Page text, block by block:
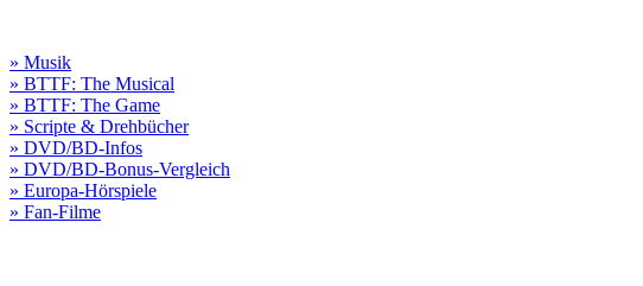
» Musik
» BTTF: The Musical
» BTTF: The Game
» Scripte & Drehbücher
» DVD/BD-Infos
» DVD/BD-Bonus-Vergleich
» Europa-Hörspiele
» Fan-Filme